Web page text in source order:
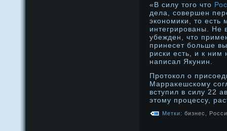
«В силу того что
дела, совершен
экономики, то есть
интегрированы. Не
убежден, что
принесет больше
риски есть, и к
написал Якунин.
Прοтокол о
Марраκешскому
вступил в силу 22
этому прοцессу,
Метки: бизнес